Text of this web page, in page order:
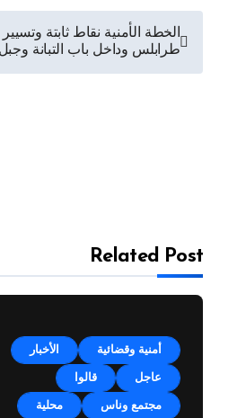
تصفّح
المقالات
الخطة الأمنية نقاط ثابتة
طرابلس وداخل باب التبانة
Related Post
أمنية وقضائية الأخبار
عاجل قالوا
مجتمع وناس محلية